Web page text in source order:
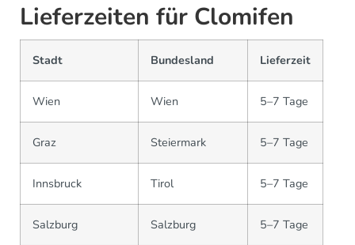
Lieferzeiten für Clomifen
Stadt Bundesland Lieferzeit
Wien Wien 5–7 Tage
Graz Steiermark 5–7 Tage
Innsbruck Tirol 5–7 Tage
Salzburg Salzburg 5–7 Tage